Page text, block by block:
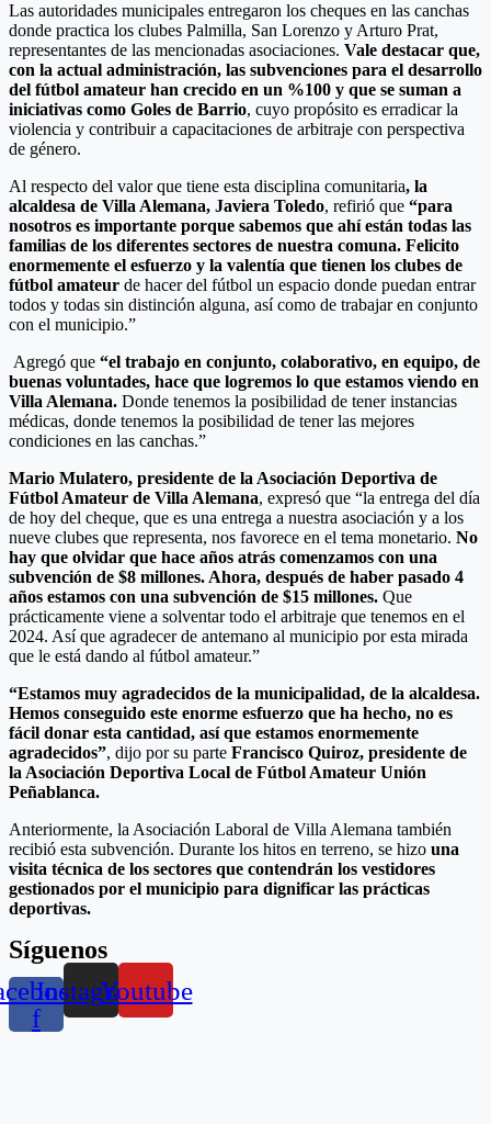
Las autoridades municipales entregaron los cheques en las canchas
donde practica los clubes Palmilla, San Lorenzo y Arturo Prat,
representantes de las mencionadas asociaciones. Vale destacar que,
con la actual administración, las subvenciones para el desarrollo
del fútbol amateur han crecido en un %100 y que se suman a
iniciativas como Goles de Barrio, cuyo propósito es erradicar la
violencia y contribuir a capacitaciones de arbitraje con perspectiva
de género.
Al respecto del valor que tiene esta disciplina comunitaria, la
alcaldesa de Villa Alemana, Javiera Toledo, refirió que “para
nosotros es importante porque sabemos que ahí están todas las
familias de los diferentes sectores de nuestra comuna. Felicito
enormemente el esfuerzo y la valentía que tienen los clubes de
fútbol amateur de hacer del fútbol un espacio donde puedan entrar
todos y todas sin distinción alguna, así como de trabajar en conjunto
con el municipio.”
Agregó que “el trabajo en conjunto, colaborativo, en equipo, de
buenas voluntades, hace que logremos lo que estamos viendo en
Villa Alemana. Donde tenemos la posibilidad de tener instancias
médicas, donde tenemos la posibilidad de tener las mejores
condiciones en las canchas.”
Mario Mulatero, presidente de la Asociación Deportiva de
Fútbol Amateur de Villa Alemana, expresó que “la entrega del día
de hoy del cheque, que es una entrega a nuestra asociación y a los
nueve clubes que representa, nos favorece en el tema monetario. No
hay que olvidar que hace años atrás comenzamos con una
subvención de $8 millones. Ahora, después de haber pasado 4
años estamos con una subvención de $15 millones. Que
prácticamente viene a solventar todo el arbitraje que tenemos en el
2024. Así que agradecer de antemano al municipio por esta mirada
que le está dando al fútbol amateur.”
“Estamos muy agradecidos de la municipalidad, de la alcaldesa.
Hemos conseguido este enorme esfuerzo que ha hecho, no es
fácil donar esta cantidad, así que estamos enormemente
agradecidos”, dijo por su parte Francisco Quiroz, presidente de
la Asociación Deportiva Local de Fútbol Amateur Unión
Peñablanca.
Anteriormente, la Asociación Laboral de Villa Alemana también
recibió esta subvención. Durante los hitos en terreno, se hizo una
visita técnica de los sectores que contendrán los vestidores
gestionados por el municipio para dignificar las prácticas
deportivas.
Síguenos
f
InstagramYoutube